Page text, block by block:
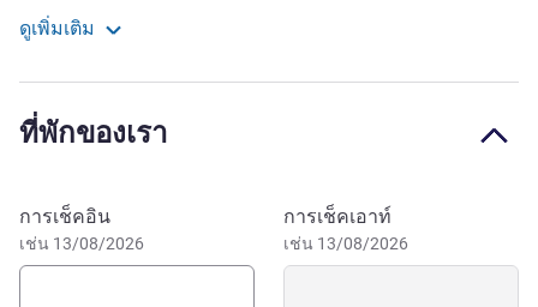
flavors on the garden terrace and a glass under the
moonlight. Our hotel also offers five meeting rooms with
Our 180-room hotel is located in the heart of the old town,
beach, and adjacent to the exhibition centre. To get around
easily, there is a drop-off point, parking opposite the hotel
and a tram stop 110 yds away. The airport is 20 min away
ดูเพิ่มเติม
ที่พักของเรา
จองโรงแรมนี้
การเช็คอิน
เช่น 13/08/2026
การเช็คเอาท์
เช่น 13/08/2026